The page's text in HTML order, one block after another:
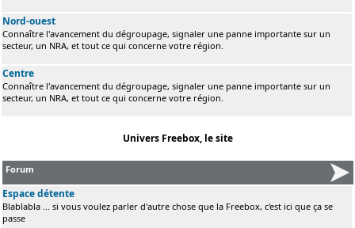
Nord-ouest
Connaître l'avancement du dégroupage, signaler une panne importante sur un
secteur, un NRA, et tout ce qui concerne votre région.
Centre
Connaître l'avancement du dégroupage, signaler une panne importante sur un
secteur, un NRA, et tout ce qui concerne votre région.
Univers Freebox, le site
Forum
Espace détente
Blablabla ... si vous voulez parler d'autre chose que la Freebox, c'est ici que ça se
passe